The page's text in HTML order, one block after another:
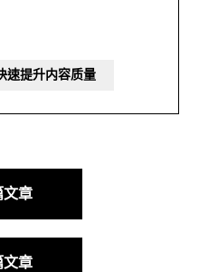
速提升内容质量
文章
文章